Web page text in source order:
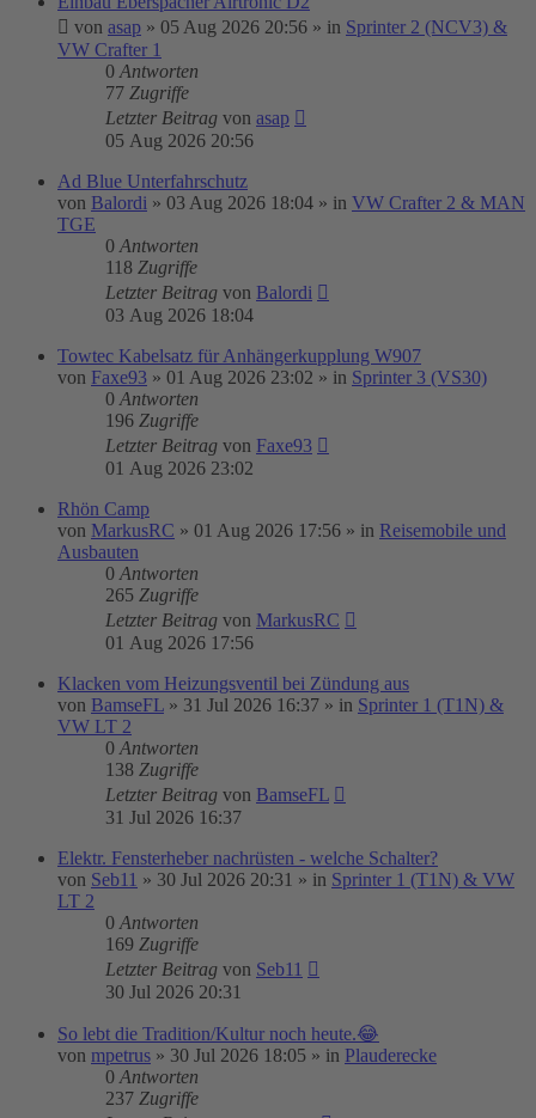
von asap » 05 Aug 2026 20:56 » in Sprinter 2 (NCV3) &
VW Crafter 1
0 Antworten
77 Zugriffe
Letzter Beitrag von asap
05 Aug 2026 20:56
Ad Blue Unterfahrschutz
von Balordi » 03 Aug 2026 18:04 » in VW Crafter 2 & MAN
TGE
0 Antworten
118 Zugriffe
Letzter Beitrag von Balordi
03 Aug 2026 18:04
Towtec Kabelsatz für Anhängerkupplung W907
von Faxe93 » 01 Aug 2026 23:02 » in Sprinter 3 (VS30)
0 Antworten
196 Zugriffe
Letzter Beitrag von Faxe93
01 Aug 2026 23:02
Rhön Camp
von MarkusRC » 01 Aug 2026 17:56 » in Reisemobile und
Ausbauten
0 Antworten
265 Zugriffe
Letzter Beitrag von MarkusRC
01 Aug 2026 17:56
Klacken vom Heizungsventil bei Zündung aus
von BamseFL » 31 Jul 2026 16:37 » in Sprinter 1 (T1N) &
VW LT 2
0 Antworten
138 Zugriffe
Letzter Beitrag von BamseFL
31 Jul 2026 16:37
Elektr. Fensterheber nachrüsten - welche Schalter?
von Seb11 » 30 Jul 2026 20:31 » in Sprinter 1 (T1N) & VW
LT 2
0 Antworten
169 Zugriffe
Letzter Beitrag von Seb11
30 Jul 2026 20:31
So lebt die Tradition/Kultur noch heute.😂
von mpetrus » 30 Jul 2026 18:05 » in Plauderecke
0 Antworten
237 Zugriffe